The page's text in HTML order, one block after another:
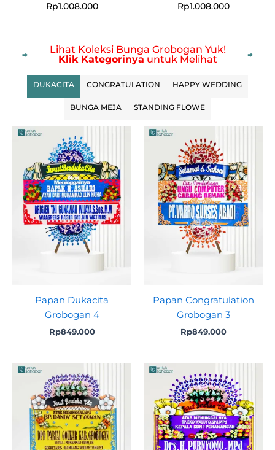
Rp1.008.000 Rp1.008.000
Lihat Koleksi Bunga Grobogan Yuk!
Klik Kategorinya untuk Melihat
DUKACITA CONGRATULATION HAPPY WEDDING
BUNGA MEJA STANDING FLOWE
Papan Dukacita
Grobogan 4
Rp849.000
Papan Congratulation
Grobogan 3
Rp849.000
price
was:
Rp890.000.
Current
Rp845.000.